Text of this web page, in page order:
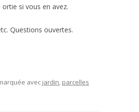
si vous en avez.
Questions ouvertes.
avec jardin, parcelles